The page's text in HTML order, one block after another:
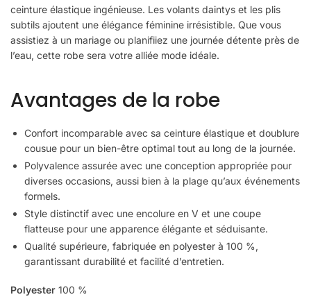
ceinture élastique ingénieuse. Les volants daintys et les plis
subtils ajoutent une élégance féminine irrésistible. Que vous
assistiez à un mariage ou planifiiez une journée détente près de
l’eau, cette robe sera votre alliée mode idéale.
Avantages de la robe
Confort incomparable avec sa ceinture élastique et doublure
cousue pour un bien-être optimal tout au long de la journée.
Polyvalence assurée avec une conception appropriée pour
diverses occasions, aussi bien à la plage qu’aux événements
formels.
Style distinctif avec une encolure en V et une coupe
flatteuse pour une apparence élégante et séduisante.
Qualité supérieure, fabriquée en polyester à 100 %,
garantissant durabilité et facilité d’entretien.
Polyester 100 %